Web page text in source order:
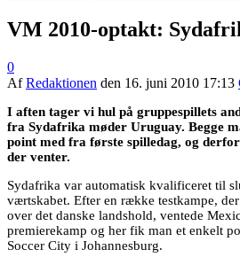
VM 2010-optakt:
0
AfRedaktionen den 16. juni 2010 17:13
I aften tager vi hul på gruppespillets
fra Sydafrika møder Uruguay. Begge
point med fra første spilledag, og
der venter.
Sydafrika var automatisk kvalificeret til
værtskabet. Efter en række testkampe,
over det danske landshold, ventede
premierekamp og her fik man et enkelt
Soccer City i Johannesburg.